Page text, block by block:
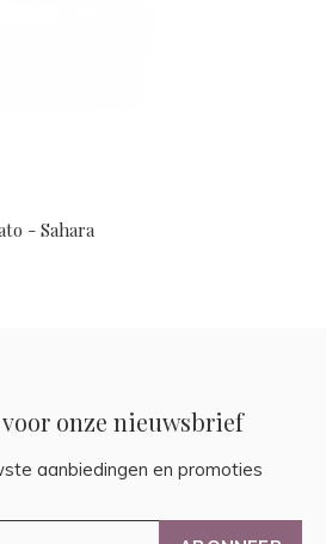
- Sahara
onze nieuwsbrief
aanbiedingen en promoties